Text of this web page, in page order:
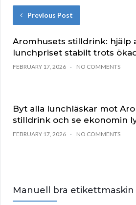
Previous Post
Aromhusets stilldrink: hjälp
lunchpriset stabilt trots
FEBRUARY 17, 2026 NO COMMENTS
Byt alla lunchläskar mot
stilldrink och se ekonomin
FEBRUARY 17, 2026 NO COMMENTS
Manuell bra etikettmaskin